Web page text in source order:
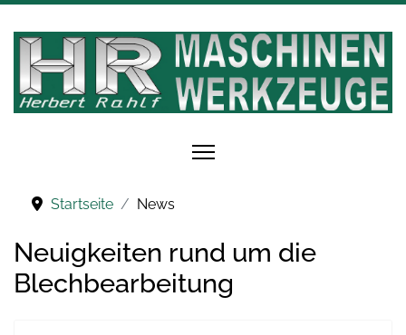
Startseite News
Neuigkeiten rund um die
Blechbearbeitung